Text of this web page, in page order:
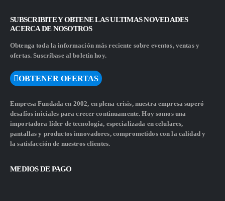
SUBSCRIBITE Y OBTENE LAS ULTIMAS NOVEDADES
ACERCA DE NOSOTROS
Obtenga toda la información más reciente sobre eventos, ventas y
ofertas. Suscríbase al boletín hoy.
OBTENER OFERTAS
Empresa Fundada en 2002, en plena crisis, nuestra empresa superó
desafíos iniciales para crecer continuamente. Hoy somos una
importadora líder de tecnología, especializada en celulares,
pantallas y productos innovadores, comprometidos con la calidad y
la satisfacción de nuestros clientes.
MEDIOS DE PAGO